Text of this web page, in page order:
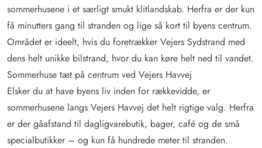
sommerhusene i et særligt smukt klitlandskab. Herfra er der kun
få minutters gang til stranden og lige så kort til byens centrum.
Området er ideelt, hvis du foretrækker Vejers Sydstrand med
dens helt unikke bilstrand, hvor du kan køre helt ned til vandet.
Sommerhuse tæt på centrum ved Vejers Havvej
Elsker du at have byens liv inden for rækkevidde, er
sommerhusene langs Vejers Havvej det helt rigtige valg. Herfra
er der gåafstand til dagligvarebutik, bager, café og de små
specialbutikker – og kun få hundrede meter til stranden.